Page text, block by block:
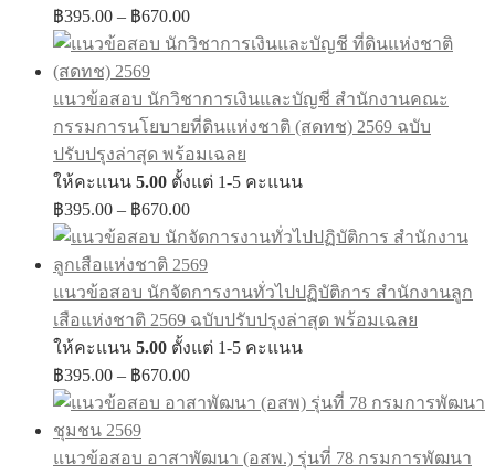
฿395.00 – ฿670.00Price
฿395.00
฿670.00
แนวข้อสอบ นักวิชาการเงินและบัญชี สำนักงานคณะ
กรรมการนโยบายที่ดินแห่งชาติ (สดทช) 2569 ฉบับ
ปรับปรุงล่าสุด พร้อมเฉลย
ให้คะแนน 5.00 ตั้งแต่ 1-5 คะแนน
฿395.00 – ฿670.00Price
฿395.00
through
฿670.00
แนวข้อสอบ นักจัดการงานทั่วไปปฏิบัติการ สำนักงานลูก
เสือแห่งชาติ 2569 ฉบับปรับปรุงล่าสุด พร้อมเฉลย
ให้คะแนน 5.00 ตั้งแต่ 1-5 คะแนน
฿395.00 – ฿670.00Price
฿395.00
฿670.00
แนวข้อสอบ อาสาพัฒนา (อสพ.) รุ่นที่ 78 กรมการพัฒนา